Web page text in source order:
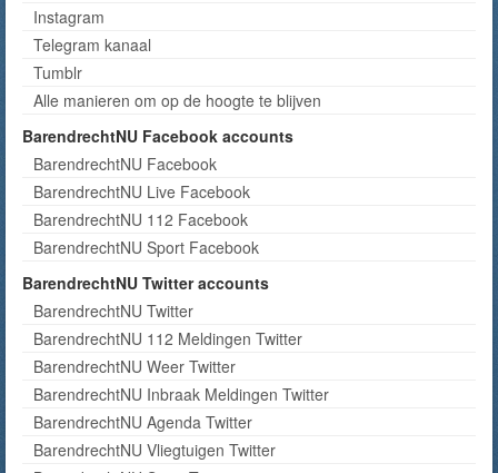
Instagram
Telegram kanaal
Tumblr
Alle manieren om op de hoogte te blijven
BarendrechtNU Facebook accounts
BarendrechtNU Facebook
BarendrechtNU Live Facebook
BarendrechtNU 112 Facebook
BarendrechtNU Sport Facebook
BarendrechtNU Twitter accounts
BarendrechtNU Twitter
BarendrechtNU 112 Meldingen Twitter
BarendrechtNU Weer Twitter
BarendrechtNU Inbraak Meldingen Twitter
BarendrechtNU Agenda Twitter
BarendrechtNU Vliegtuigen Twitter